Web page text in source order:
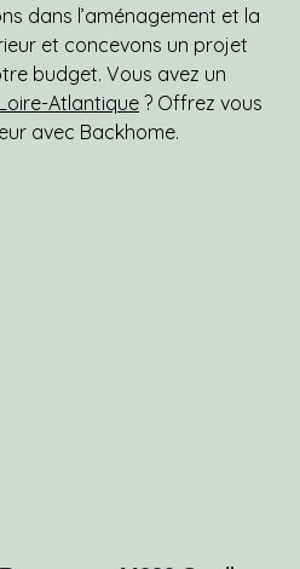
dans l’aménagement et la
et concevons un projet
budget. Vous avez un
Loire-Atlantique ? Offrez vous
avec Backhome.